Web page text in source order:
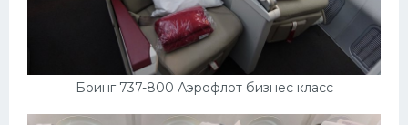
Боинг 737-800 Аэрофлот бизнес класс